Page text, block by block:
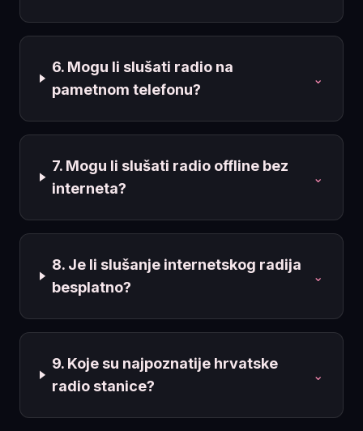
6. Mogu li slušati radio na
pametnom telefonu?
⌄
7. Mogu li slušati radio offline bez
interneta?
⌄
8. Je li slušanje internetskog radija
besplatno?
⌄
9. Koje su najpoznatije hrvatske
radio stanice?
⌄